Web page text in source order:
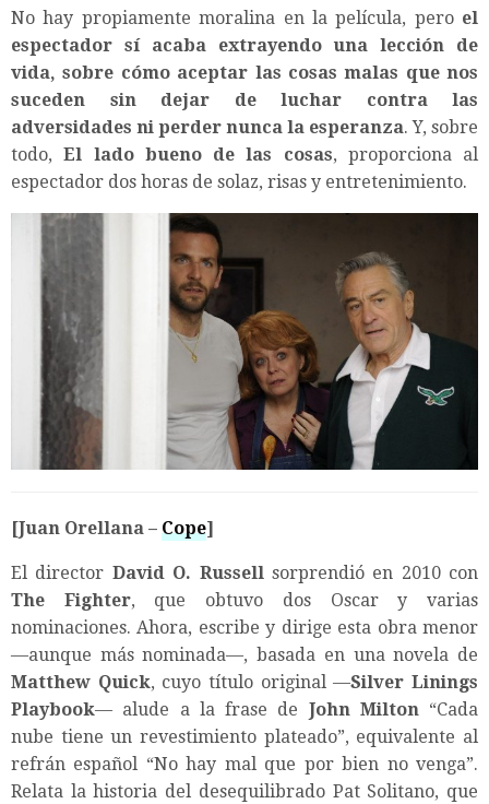
No hay propiamente moralina en la película, pero el
espectador sí acaba extrayendo una lección de
vida, sobre cómo aceptar las cosas malas que nos
suceden sin dejar de luchar contra las
adversidades ni perder nunca la esperanza. Y, sobre
todo,El lado bueno de las cosas, proporciona al
espectador dos horas de solaz, risas y entretenimiento.
[Juan Orellana – Cope]
El director David O. Russellsorprendió en 2010 con
The Fighter, que obtuvo dos Oscar y varias
nominaciones. Ahora, escribe y dirige esta obra menor
—aunque más nominada—, basada en una novela de
Matthew Quick, cuyo título original —Silver Linings
Playbook— alude a la frase de John Milton“Cada
nube tiene un revestimiento plateado”, equivalente al
refrán español “No hay mal que por bien no venga”.
Relata la historia del desequilibrado Pat Solitano, que